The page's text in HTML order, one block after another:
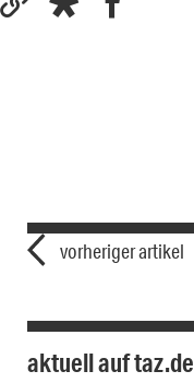
vorheriger artikel
aktuell auf taz.de